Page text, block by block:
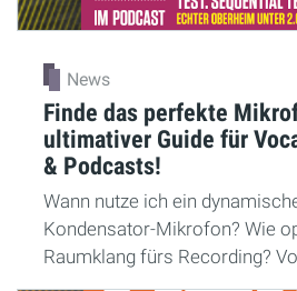
News
Finde das perfekte
ultimativer Guide für
& Podcasts!
Wann nutze ich ein
Kondensator-Mikrofon? Wie
Raumklang fürs Recording?